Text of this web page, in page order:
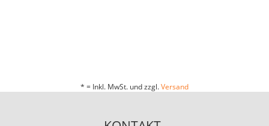
* = Inkl. MwSt. und zzgl.Versand